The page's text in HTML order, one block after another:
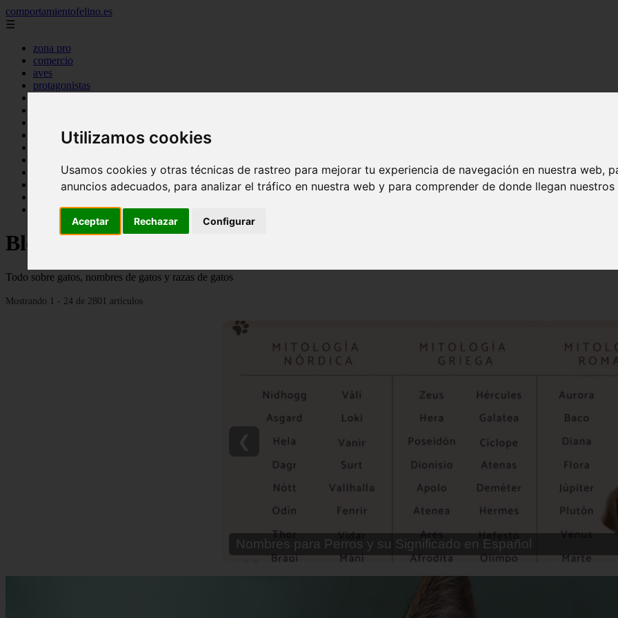
Utilizamos cookies
Usamos cookies y otras técnicas de rastreo para mejorar tu experiencia de navegación en nuestra web,
anuncios adecuados, para analizar el tráfico en nuestra web y para comprender de donde llegan
Aceptar Rechazar Configurar
comportamientofelino.es
☰
zona pro
comercio
aves
protagonistas
articulos
canal tv
novedades
tablon de anuncios
zona pro
Blog sobre gatos
Todo sobre gatos, nombres de gatos y razas de gatos
Mostrando 1 - 24 de 2801 artículos
Nombres para Perros Machos con Manchas Negras